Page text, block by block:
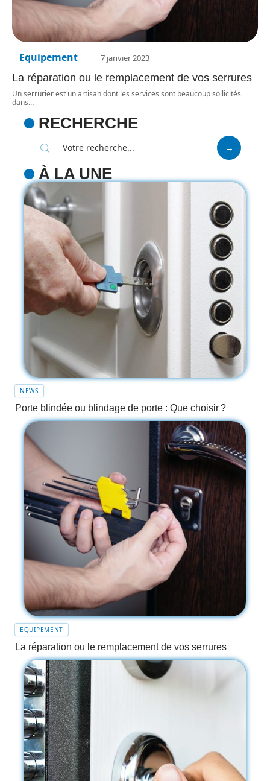
Equipement 7 janvier 2023
La réparation ou le remplacement de vos serrures
Un serrurier est un artisan dont les services sont beaucoup sollicités
dans…
RECHERCHE
À LA UNE
NEWS
Porte blindée ou blindage de porte : Que choisir ?
EQUIPEMENT
La réparation ou le remplacement de vos serrures